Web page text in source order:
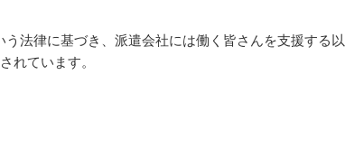
う法律に基づき、派遣会社には働く皆さんを支援する以
れています。